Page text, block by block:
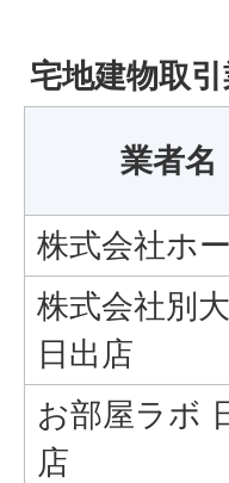
宅地建物取
業者名
株式会社ホ
株式会社別
日出店
お部屋ラボ
店